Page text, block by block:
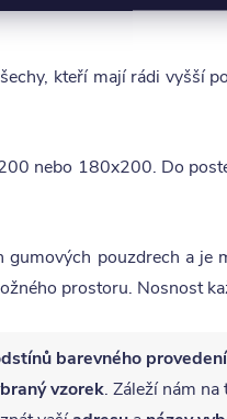
kteří mají rádi vyšší
nebo 180x200. Do
pouzdrech a je
prostoru. Nosnost
barevného provedení
vzorek. Záleží nám